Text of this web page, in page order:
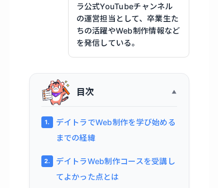
ラ公式YouTubeチャンネル
の運営担当として、卒業生た
ちの活躍やWeb制作情報など
を発信している。
目次
デイトラでWeb制作を学び始める
までの経緯
デイトラWeb制作コースを受講し
てよかった点とは